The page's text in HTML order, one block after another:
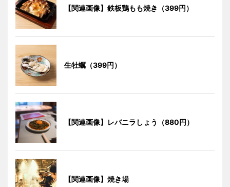
【関連画像】鉄板鶏もも焼き（399円）
生牡蠣（399円）
【関連画像】レバニラしょう（880円）
【関連画像】焼き場